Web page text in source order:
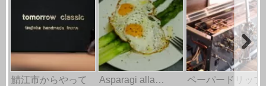
鯖江市からやって
Asparagi alla…
ペーパードリップ